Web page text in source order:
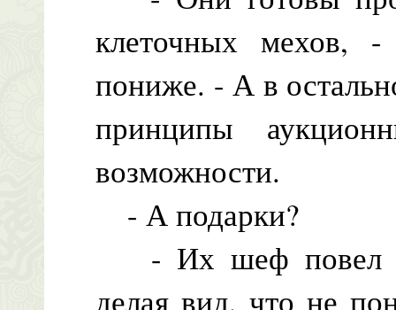
клеточных мехов, -
пониже. - А в
принципы
возможности.
- А подарки?
- Их шеф повел
делая вид, что не